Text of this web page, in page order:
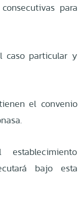
para
caso particular y
el convenio
bajo esta